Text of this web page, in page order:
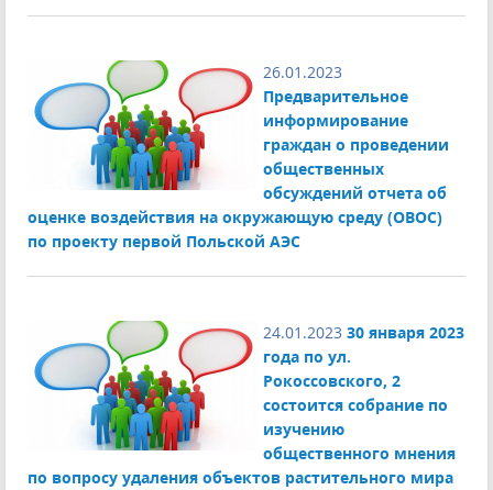
26.01.2023
Предварительное
информирование
граждан о проведении
общественных
обсуждений отчета об
оценке воздействия на окружающую среду (ОВОС)
по проекту первой Польской АЭС
24.01.2023 30 января 2023
года по ул.
Рокоссовского, 2
состоится собрание по
изучению
общественного мнения
по вопросу удаления объектов растительного мира